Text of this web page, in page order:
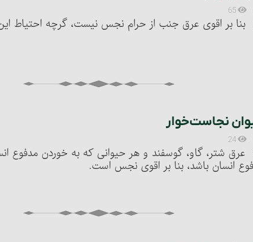
65
177 : بنا بر اقوی‏ عرق جنب از حرام نجس نیست، گرچه
24
178 : عرق شتر، گاو، گوسفند و هر حیوانی که به خوردن
انسان باشد، بنا بر اقوی‏ نجس است.